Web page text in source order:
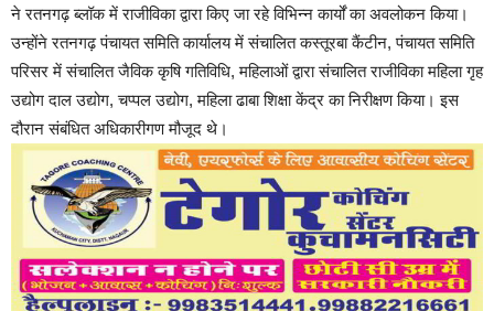
ने रतनगढ़ ब्लॉक में राजीविका द्वारा किए जा रहे विभिन्न कार्यों का अवलोकन किया।
उन्होंने रतनगढ़ पंचायत समिति कार्यालय में संचालित कस्तूरबा कैंटीन, पंचायत समिति
परिसर में संचालित जैविक कृषि गतिविधि, महिलाओं द्वारा संचालित राजीविका महिला गृह
उद्योग दाल उद्योग, चप्पल उद्योग, महिला ढाबा शिक्षा केंद्र का निरीक्षण किया। इस
दौरान संबंधित अधिकारीगण मौजूद थे।